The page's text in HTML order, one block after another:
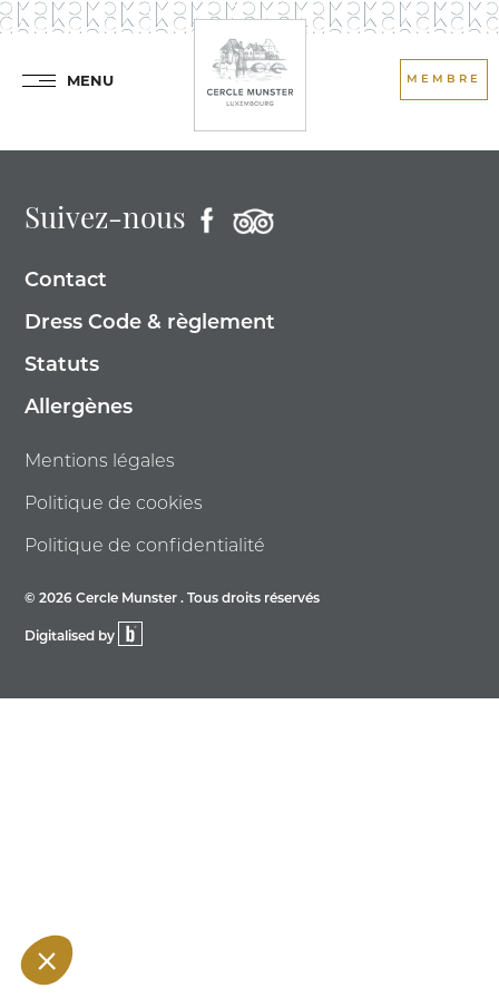
MENU MEMBRE
Suivez-nous
Contact
Dress Code & règlement
Statuts
Allergènes
Mentions légales
Politique de cookies
Politique de confidentialité
© 2026 Cercle Munster . Tous droits réservés
Digitalised by